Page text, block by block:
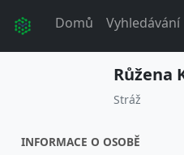
Domů Vyhledávání
Růžena
Stráž
INFORMACE O OSOBĚ